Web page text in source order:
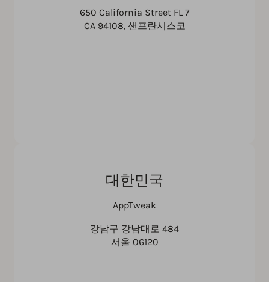
650 California Street FL 7
CA 94108, 샌프란시스코
대한민국
AppTweak
강남구 강남대로 484
서울 06120